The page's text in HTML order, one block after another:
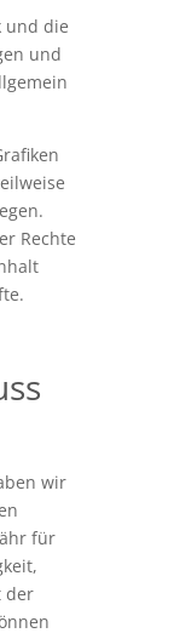
und die
und
Rechte
wir
für
der